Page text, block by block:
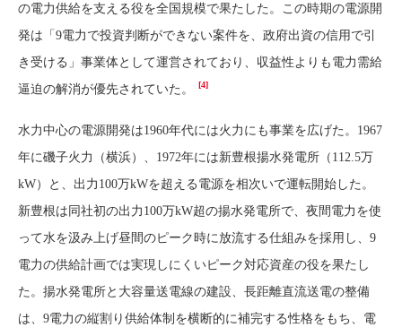
の電力供給を支える役を全国規模で果たした。この時期の電源開
発は「9電力で投資判断ができない案件を、政府出資の信用で引
き受ける」事業体として運営されており、収益性よりも電力需給
逼迫の解消が優先されていた。
[4]
水力中心の電源開発は1960年代には火力にも事業を広げた。1967
年に磯子火力（横浜）、1972年には新豊根揚水発電所（112.5万
kW）と、出力100万kWを超える電源を相次いで運転開始した。
新豊根は同社初の出力100万kW超の揚水発電所で、夜間電力を使
って水を汲み上げ昼間のピーク時に放流する仕組みを採用し、9
電力の供給計画では実現しにくいピーク対応資産の役を果たし
た。揚水発電所と大容量送電線の建設、長距離直流送電の整備
は、9電力の縦割り供給体制を横断的に補完する性格をもち、電